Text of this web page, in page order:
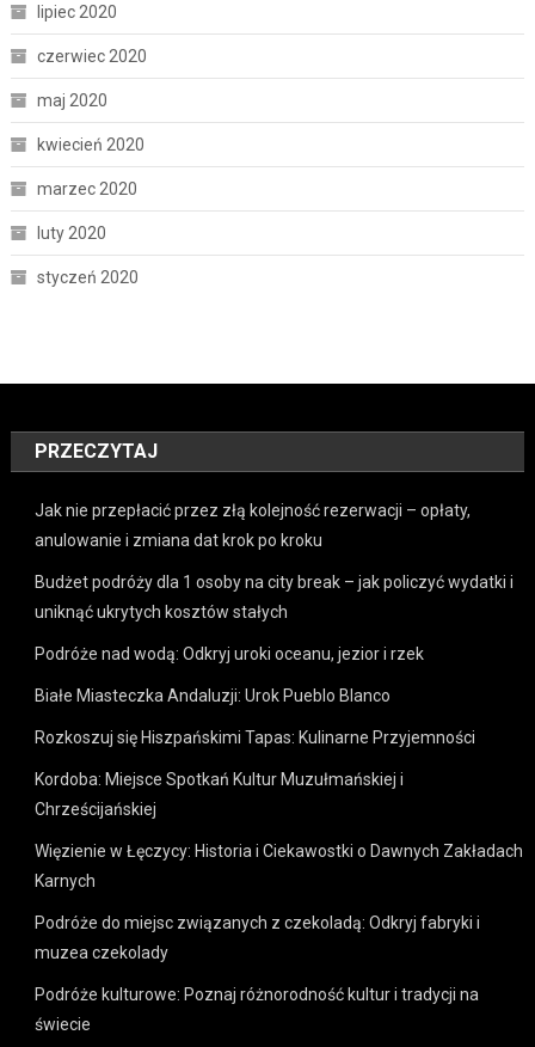
lipiec 2020
czerwiec 2020
maj 2020
kwiecień 2020
marzec 2020
luty 2020
styczeń 2020
PRZECZYTAJ
Jak nie przepłacić przez złą kolejność rezerwacji – opłaty,
anulowanie i zmiana dat krok po kroku
Budżet podróży dla 1 osoby na city break – jak policzyć wydatki i
uniknąć ukrytych kosztów stałych
Podróże nad wodą: Odkryj uroki oceanu, jezior i rzek
Białe Miasteczka Andaluzji: Urok Pueblo Blanco
Rozkoszuj się Hiszpańskimi Tapas: Kulinarne Przyjemności
Kordoba: Miejsce Spotkań Kultur Muzułmańskiej i
Chrześcijańskiej
Więzienie w Łęczycy: Historia i Ciekawostki o Dawnych Zakładach
Karnych
Podróże do miejsc związanych z czekoladą: Odkryj fabryki i
muzea czekolady
Podróże kulturowe: Poznaj różnorodność kultur i tradycji na
świecie